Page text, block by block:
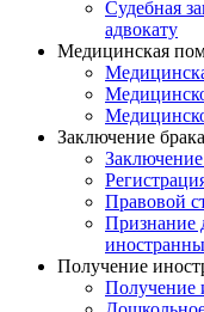
Судебная
адвокату
Медицинская
Заключение брака
Заключение
Правовой
Признание
Получение
Получение